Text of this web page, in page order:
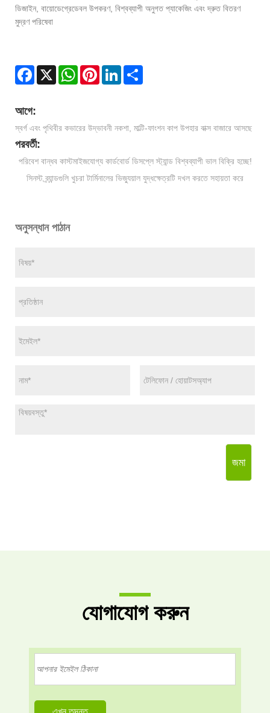
ডিজাইন, বায়োডেগ্রেডেবল উপকরণ, বিশ্বব্যাপী অনুগত প্যাকেজিং এবং দ্রুত বিতরণ
মুদ্রণ পরিষেবা
Facebook
X WhatsAppPinterestLinkedIn
আগে:
স্বর্গ এবং পৃথিবীর কভারের উদ্ভাবনী নকশা, মাল্টি-ফাংশন কাপ উপহার বাক্স বাজারে আসছে
পরবর্তী:
পরিবেশ বান্ধব কাস্টমাইজযোগ্য কার্ডবোর্ড ডিসপ্লে স্ট্যান্ড বিশ্বব্যাপী ভাল বিক্রি হচ্ছে!
সিনস্ট ব্র্যান্ডগুলি খুচরা টার্মিনালের ভিজ্যুয়াল যুদ্ধক্ষেত্রটি দখল করতে সহায়তা করে
অনুসন্ধান পাঠান
জমা
যোগাযোগ করুন